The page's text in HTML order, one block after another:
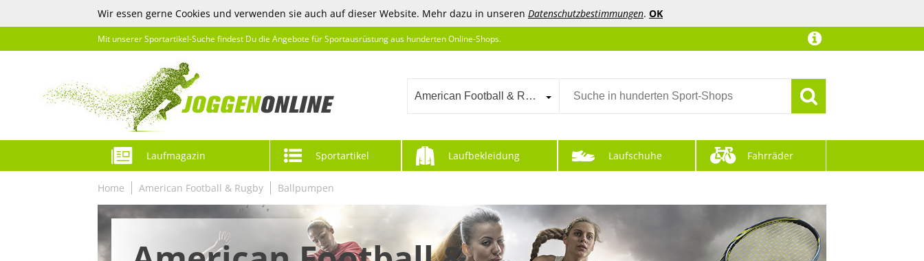
Wir essen gerne Cookies und verwenden sie auch auf dieser Website. Mehr dazu in unseren Datenschutzbestimmungen. OK
Mit unserer Sportartikel-Suche findest Du die Angebote für Sportausrüstung aus hunderten Online-Shops.
American Football & Rugby
Laufmagazin Sportartikel Laufbekleidung Laufschuhe Fahrräder
Home American Football & Rugby Ballpumpen